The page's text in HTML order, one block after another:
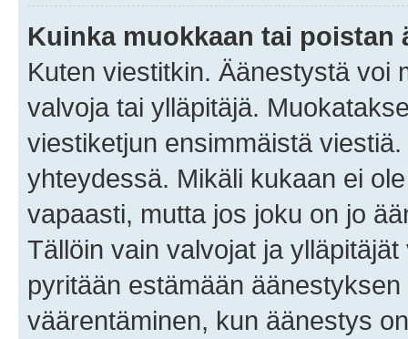
Kuinka muokkaan tai poistan
Kuten viestitkin. Äänestystä voi
valvoja tai ylläpitäjä.
viestiketjun ensimmäistä
yhteydessä. Mikäli kukaan ei
vapaasti, mutta jos joku on jo
Tällöin vain valvojat ja
pyritään estämään
väärentäminen, kun äänestys